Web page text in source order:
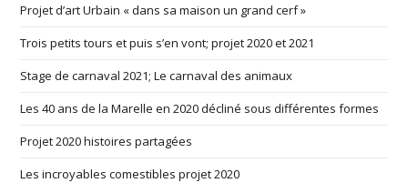
Projet d’art Urbain « dans sa maison un grand cerf »
Trois petits tours et puis s’en vont; projet 2020 et 2021
Stage de carnaval 2021; Le carnaval des animaux
Les 40 ans de la Marelle en 2020 décliné sous différentes formes
Projet 2020 histoires partagées
Les incroyables comestibles projet 2020